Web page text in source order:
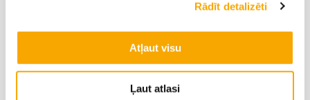
Rādīt detalizēti
Atļaut visu
Ļaut atlasi
YaraLiva® TROPICOTE